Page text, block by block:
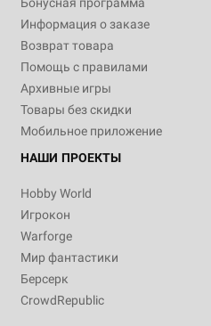
Бонусная программа
Информация о заказе
Возврат товара
Помощь с правилами
Архивные игры
Товары без скидки
Мобильное приложение
НАШИ ПРОЕКТЫ
Hobby World
Игрокон
Warforge
Мир фантастики
Берсерк
CrowdRepublic